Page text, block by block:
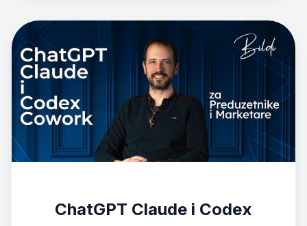
ChatGPT Claude i Codex